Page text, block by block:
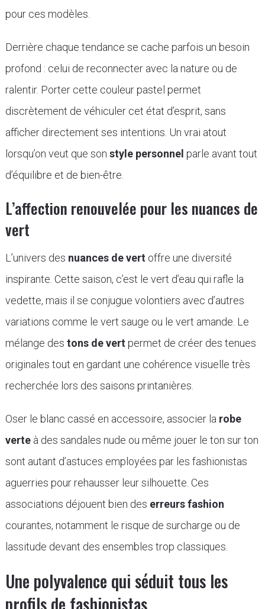
pour ces modèles.
Derrière chaque tendance se cache parfois un besoin
profond : celui de reconnecter avec la nature ou de
ralentir. Porter cette couleur pastel permet
discrètement de véhiculer cet état d’esprit, sans
afficher directement ses intentions. Un vrai atout
lorsqu’on veut que son style personnel parle avant tout
d’équilibre et de bien-être.
L’affection renouvelée pour les nuances de
vert
L’univers des nuances de vert offre une diversité
inspirante. Cette saison, c’est le vert d’eau qui rafle la
vedette, mais il se conjugue volontiers avec d’autres
variations comme le vert sauge ou le vert amande. Le
mélange des tons de vert permet de créer des tenues
originales tout en gardant une cohérence visuelle très
recherchée lors des saisons printanières.
Oser le blanc cassé en accessoire, associer la robe
verteà des sandales nude ou même jouer le ton sur ton
sont autant d’astuces employées par les fashionistas
aguerries pour rehausser leur silhouette. Ces
associations déjouent bien des erreurs fashion
courantes, notamment le risque de surcharge ou de
lassitude devant des ensembles trop classiques.
Une polyvalence qui séduit tous les
profils de fashionistas